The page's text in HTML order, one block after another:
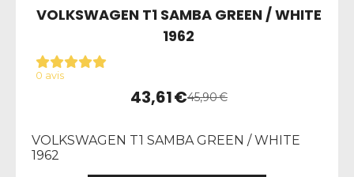
VOLKSWAGEN T1 SAMBA GREEN / WHITE
1962
0 avis
43,61€45,90€
VOLKSWAGEN T1 SAMBA GREEN / WHITE
1962